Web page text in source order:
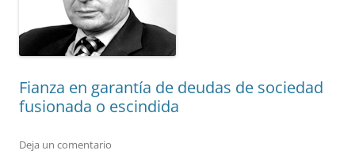
Fianza en garantía de deudas de sociedad
fusionada o escindida
Deja un comentario